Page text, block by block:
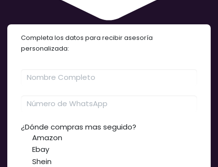
Completa los datos para recibir asesoría
personalizada:
¿Dónde compras mas seguido?
Amazon
Ebay
Shein